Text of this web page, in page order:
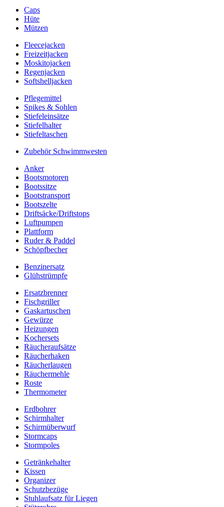
Caps
Hüte
Mützen
Fleecejacken
Freizeitjacken
Moskitojacken
Regenjacken
Softshelljacken
Pflegemittel
Spikes & Sohlen
Stiefeleinsätze
Stiefelhalter
Stiefeltaschen
Zubehör Schwimmwesten
Anker
Bootsmotoren
Bootssitze
Bootstransport
Bootszelte
Driftsäcke/Driftstops
Luftpumpen
Plattform
Ruder & Paddel
Schöpfbecher
Benzinersatz
Glühstrümpfe
Ersatzbrenner
Fischgriller
Gaskartuschen
Gewürze
Heizungen
Kochersets
Räucheraufsätze
Räucherhaken
Räucherlaugen
Räuchermehle
Roste
Thermometer
Erdbohrer
Schirmhalter
Schirmüberwurf
Stormcaps
Stormpoles
Getränkehalter
Kissen
Organizer
Schutzbezüge
Stuhlaufsatz für Liegen